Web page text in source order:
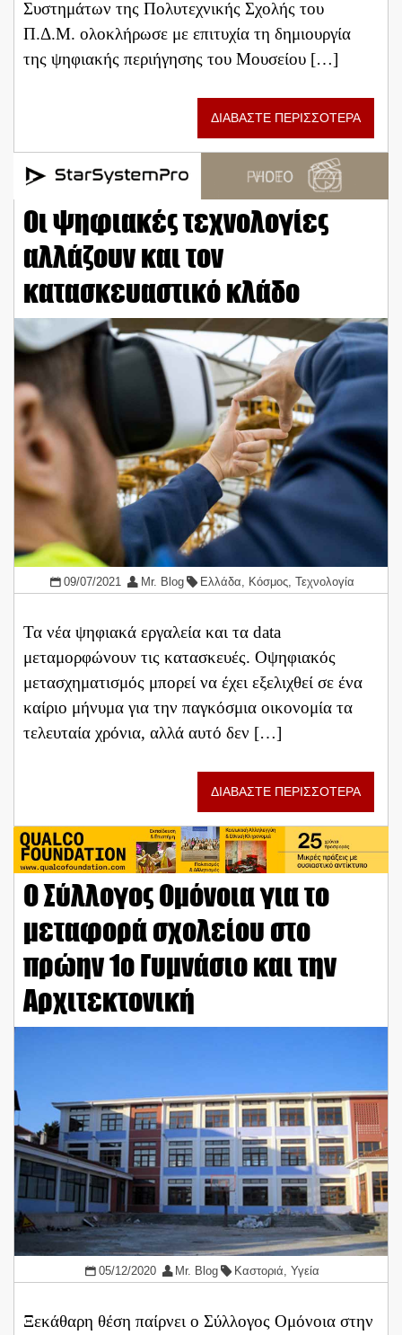
Συστημάτων της Πολυτεχνικής Σχολής του
Π.Δ.Μ. ολοκλήρωσε με επιτυχία τη δημιουργία
της ψηφιακής περιήγησης του Μουσείου […]
ΔΙΑΒΑΣΤΕ ΠΕΡΙΣΣΟΤΕΡΑ
Οι ψηφιακές τεχνολογίες
αλλάζουν και τον
κατασκευαστικό κλάδο
09/07/2021 Mr. Blog Ελλάδα Κόσμος, Τεχνολογία
Τα νέα ψηφιακά εργαλεία και τα data
μεταμορφώνουν τις κατασκευές. Oψηφιακός
μετασχηματισμός μπορεί να έχει εξελιχθεί σε ένα
καίριο μήνυμα για την παγκόσμια οικονομία τα
τελευταία χρόνια, αλλά αυτό δεν […]
ΔΙΑΒΑΣΤΕ ΠΕΡΙΣΣΟΤΕΡΑ
Ο Σύλλογος Ομόνοια για το
μεταφορά σχολείου στο
πρώην 1ο Γυμνάσιο και την
Αρχιτεκτονική
05/12/2020 Mr. Blog Καστοριά ,Υγεία
Ξεκάθαρη θέση παίρνει ο Σύλλογος Ομόνοια στην